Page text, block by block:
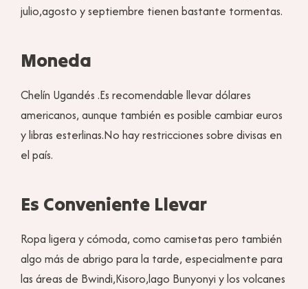
julio,agosto y septiembre tienen bastante tormentas.
Moneda
Chelín Ugandés .Es recomendable llevar dólares
americanos, aunque también es posible cambiar euros
y libras esterlinas.No hay restricciones sobre divisas en
el país.
Es Conveniente Llevar
Ropa ligera y cómoda, como camisetas pero también
algo más de abrigo para la tarde, especialmente para
las áreas de Bwindi,Kisoro,lago Bunyonyi y los volcanes